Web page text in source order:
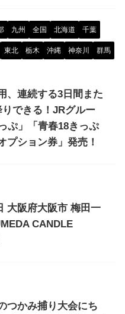
九州 全国 北海道 千葉
東北 栃木 沖縄 神奈川 群馬
、連続する3日間また
できる！JRグルー
ぷ」「青春18きっぷ
プション券」発売！
大阪府大阪市 梅田一
CANDLE
つかみ捕り大会にち